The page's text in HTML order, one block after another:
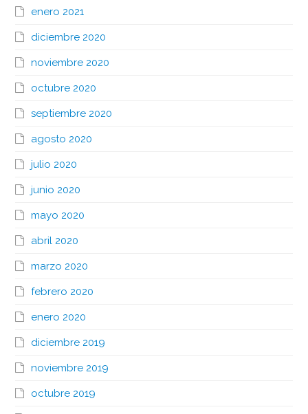
enero 2021
diciembre 2020
noviembre 2020
octubre 2020
septiembre 2020
agosto 2020
julio 2020
junio 2020
mayo 2020
abril 2020
marzo 2020
febrero 2020
enero 2020
diciembre 2019
noviembre 2019
octubre 2019